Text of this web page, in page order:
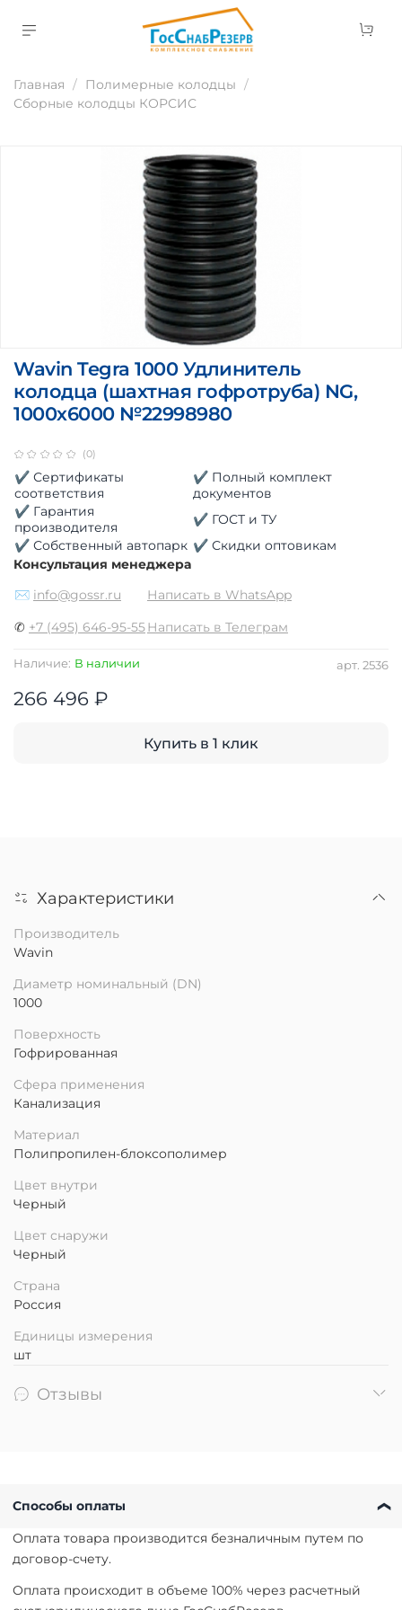
Главная
Полимерные колодцы
Сборные колодцы КОРСИС
(0)
арт. 2536
Наличие: В наличии
Wavin Tegra 1000 Удлинитель
колодца (шахтная гофротруба) NG,
1000х6000 №22998980
266 496 ₽
Купить в 1 клик
✔ Сертификаты
соответствия
✔ Полный комплект
документов
✔ Гарантия
производителя
✔ ГОСТ и ТУ
✔ Собственный автопарк ✔ Скидки оптовикам
Консультация менеджера
✉ info@gossr.ru
Написать в WhatsApp
✆ +7 (495) 646-95-55Написать в Телеграм
Характеристики
Производитель
Wavin
Диаметр номинальный (DN)
1000
Поверхность
Гофрированная
Сфера применения
Канализация
Материал
Полипропилен-блоксополимер
Цвет внутри
Черный
Цвет снаружи
Черный
Страна
Россия
Единицы измерения
шт
Отзывы
Способы оплаты
Оплата товара производится безналичным путем по
договор-счету.
Оплата происходит в объеме 100% через расчетный